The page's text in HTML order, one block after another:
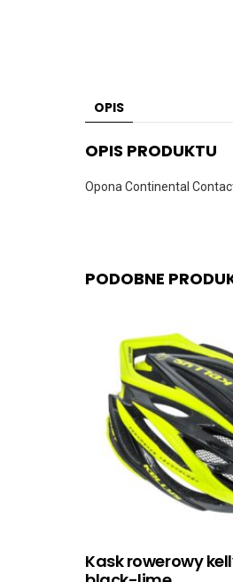
OPIS
OPIS PRODUKTU
Opona Continental
PODOBNE
Kask rowerowy